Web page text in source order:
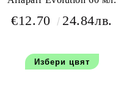
€12.70 24.84лв.
Избери цвят